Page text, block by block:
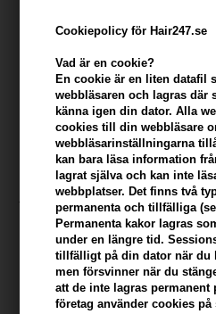
Cookiepolicy för Hair247.se
Vad är en cookie?
En cookie är en liten datafil
webbläsaren och lagras där
känna igen din dator. Alla
cookies till din webbläsare
webbläsarinställningarna
kan bara läsa information
lagrat själva och kan inte
webbplatser. Det finns två
permanenta och tillfälliga
Permanenta kakor lagras
under en längre tid.
tillfälligt på din dator när du
men försvinner när du
att de inte lagras permanent
företag använder cookies
John Masters 2-in-1
w/Zinc & Sage 473 ml
Varumärken» John Masters Organics
533,00SEK